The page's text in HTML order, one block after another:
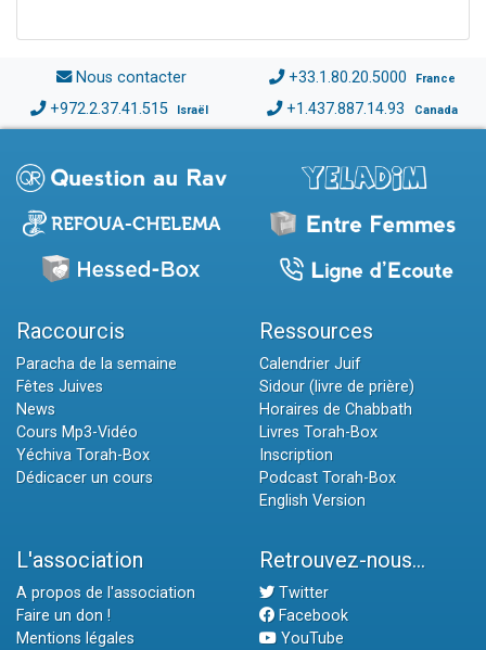
Nous contacter +33.1.80.20.5000 France
+972.2.37.41.515 Israël +1.437.887.14.93 Canada
Raccourcis
Paracha de la semaine
Fêtes Juives
News
Cours Mp3-Vidéo
Yéchiva Torah-Box
Dédicacer un cours
Ressources
Calendrier Juif
Sidour (livre de prière)
Horaires de Chabbath
Livres Torah-Box
Inscription
Podcast Torah-Box
English Version
L'association
A propos de l'association
Faire un don !
Mentions légales
Retrouvez-nous...
Twitter
Facebook
YouTube